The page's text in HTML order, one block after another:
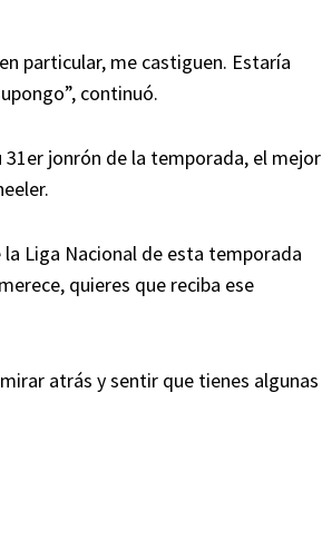
particular, me castiguen. Estaría
continuó.
31er jonrón de la temporada, el mejor
Liga Nacional de esta temporada
quieres que reciba ese
atrás y sentir que tienes algunas